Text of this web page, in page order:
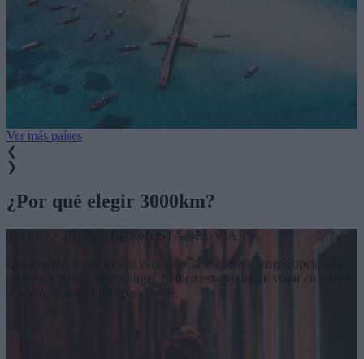
Ver más países
❮
❯
¿Por qué elegir 3000km?
TU ERES EL PROTAGONISTA DEL VIAJE
Queremos que realices tu viaje, que si te apetece tengas opción de
estar más tiempo en ese lugar. Si bien esta forma de viajar en grupo
es emocionante, no es para todos.